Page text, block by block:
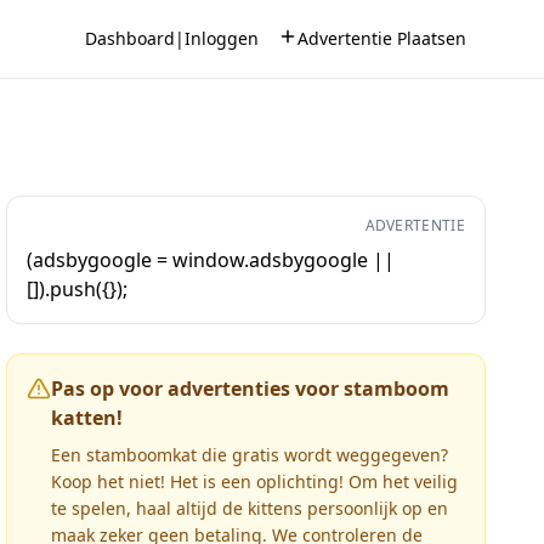
Dashboard |Inloggen Advertentie Plaatsen
ADVERTENTIE
(adsbygoogle = window.adsbygoogle ||
[]).push({});
Pas op voor advertenties voor stamboom
katten!
Een stamboomkat die gratis wordt weggegeven?
Koop het niet! Het is een oplichting! Om het veilig
te spelen, haal altijd de kittens persoonlijk op en
maak zeker geen betaling. We controleren de